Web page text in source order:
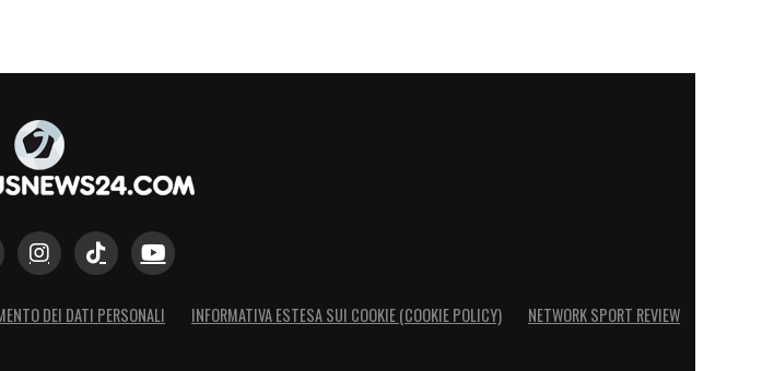
DEI DATI PERSONALI INFORMATIVA ESTESA SUI COOKIE (COOKIE POLICY) NETWORK SPORT REVIEW